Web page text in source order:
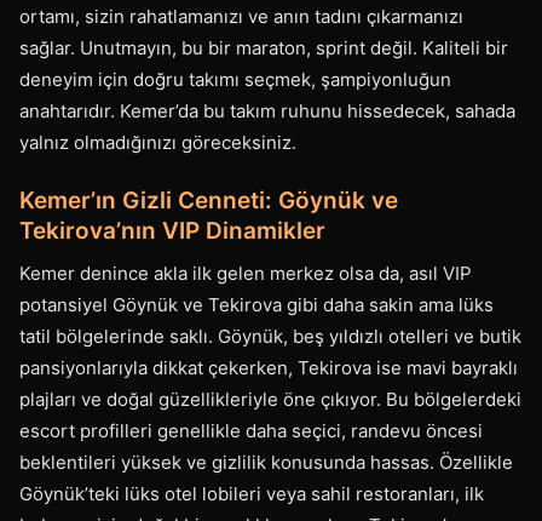
ortamı, sizin rahatlamanızı ve anın tadını çıkarmanızı
sağlar. Unutmayın, bu bir maraton, sprint değil. Kaliteli bir
deneyim için doğru takımı seçmek, şampiyonluğun
anahtarıdır. Kemer’da bu takım ruhunu hissedecek, sahada
yalnız olmadığınızı göreceksiniz.
Kemer’ın Gizli Cenneti: Göynük ve
Tekirova’nın VIP Dinamikler
Kemer denince akla ilk gelen merkez olsa da, asıl VIP
potansiyel Göynük ve Tekirova gibi daha sakin ama lüks
tatil bölgelerinde saklı. Göynük, beş yıldızlı otelleri ve butik
pansiyonlarıyla dikkat çekerken, Tekirova ise mavi bayraklı
plajları ve doğal güzellikleriyle öne çıkıyor. Bu bölgelerdeki
escort profilleri genellikle daha seçici, randevu öncesi
beklentileri yüksek ve gizlilik konusunda hassas. Özellikle
Göynük’teki lüks otel lobileri veya sahil restoranları, ilk